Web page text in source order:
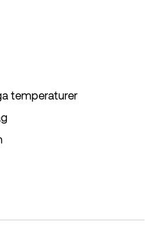
temperaturer